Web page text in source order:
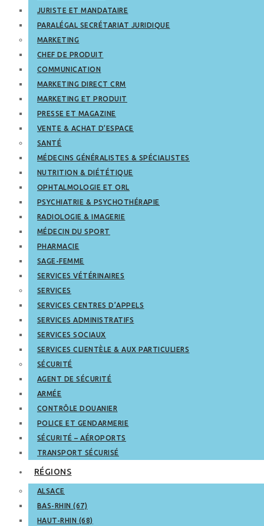
JURISTE ET MANDATAIRE
PARALÉGAL SECRÉTARIAT JURIDIQUE
MARKETING
CHEF DE PRODUIT
COMMUNICATION
MARKETING DIRECT CRM
MARKETING ET PRODUIT
PRESSE ET MAGAZINE
VENTE & ACHAT D’ESPACE
SANTÉ
MÉDECINS GÉNÉRALISTES & SPÉCIALISTES
NUTRITION & DIÉTÉTIQUE
OPHTALMOLOGIE ET ORL
PSYCHIATRIE & PSYCHOTHÉRAPIE
RADIOLOGIE & IMAGERIE
MÉDECIN DU SPORT
PHARMACIE
SAGE-FEMME
SERVICES VÉTÉRINAIRES
SERVICES
SERVICES CENTRES D’APPELS
SERVICES ADMINISTRATIFS
SERVICES SOCIAUX
SERVICES CLIENTÈLE & AUX PARTICULIERS
SÉCURITÉ
AGENT DE SÉCURITÉ
ARMÉE
CONTRÔLE DOUANIER
POLICE ET GENDARMERIE
SÉCURITÉ – AÉROPORTS
TRANSPORT SÉCURISÉ
RÉGIONS
ALSACE
BAS-RHIN (67)
HAUT-RHIN (68)